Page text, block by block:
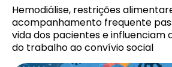
Hemodiálise, restrições
acompanhamento frequente
vida dos pacientes e influenciam
do trabalho ao convívio social